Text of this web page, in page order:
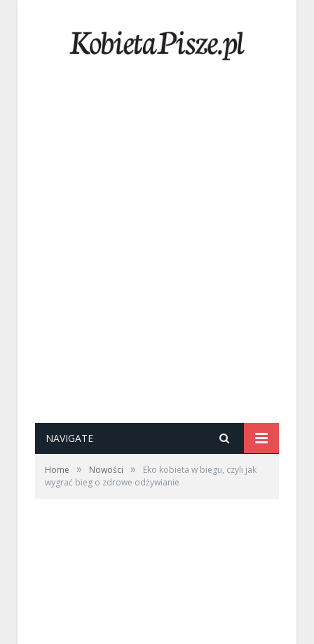
NAVIGATE
Home » Nowości »
Eko kobieta w biegu, czyli jak
wygrać bieg o zdrowe odżywianie